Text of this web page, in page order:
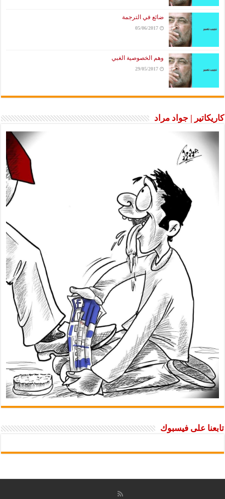
ضائع في الترجمة
05/06/2017
وهم الخصوصية الغبي
29/05/2017
كاريكاتير | جواد مراد
تابعنا على فيسبوك